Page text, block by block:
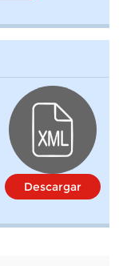
Descargar